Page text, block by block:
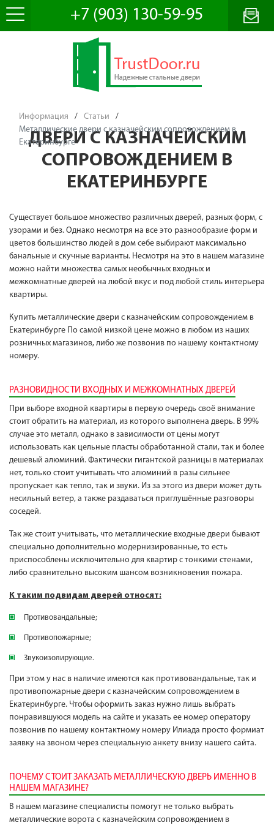
Информация / Статьи
/
Металлические двери с казначейским сопровождением в
Екатеринбурге
ДВЕРИ С КАЗНАЧЕЙСКИМ
СОПРОВОЖДЕНИЕМ В
ЕКАТЕРИНБУРГЕ
Существует большое множество различных дверей, разных форм, с
узорами и без. Однако несмотря на все это разнообразие форм и
цветов большинство людей в дом себе выбирают максимально
банальные и скучные варианты. Несмотря на это в нашем магазине
можно найти множества самых необычных входных и
межкомнатные дверей на любой вкус и под любой стиль интерьера
квартиры.
Купить металлические двери с казначейским сопровождением в
Екатеринбурге По самой низкой цене можно в любом из наших
розничных магазинов, либо же позвонив по нашему контактному
номеру.
РАЗНОВИДНОСТИ ВХОДНЫХ И МЕЖКОМНАТНЫХ ДВЕРЕЙ
При выборе входной квартиры в первую очередь своё внимание
стоит обратить на материал, из которого выполнена дверь. В 99%
случае это металл, однако в зависимости от цены могут
использовать как цельные пласты обработанной стали, так и более
дешевый алюминий. Фактически гигантской разницы в материалах
нет, только стоит учитывать что алюминий в разы сильнее
пропускает как тепло, так и звуки. Из за этого из двери может дуть
несильный ветер, а также раздаваться приглушённые разговоры
соседей.
Так же стоит учитывать, что металлические входные двери бывают
специально дополнительно модернизированные, то есть
приспособлены исключительно для квартир с тонкими стенами,
либо сравнительно высоким шансом возникновения пожара.
К таким подвидам дверей относят:
Противовандальные;
Противопожарные;
Звукоизолирующие.
При этом у нас в наличие имеются как противовандальные, так и
противопожарные двери с казначейским сопровождением в
Екатеринбурге. Чтобы оформить заказ нужно лишь выбрать
понравившуюся модель на сайте и указать ее номер оператору
позвонив по нашему контактному номеру Илиада просто формиат
заявку на звоном через специальную анкету внизу нашего сайта.
ПОЧЕМУ СТОИТ ЗАКАЗАТЬ МЕТАЛЛИЧЕСКУЮ ДВЕРЬ ИМЕННО В
НАШЕМ МАГАЗИНЕ?
В нашем магазине специалисты помогут не только выбрать
металлические ворота с казначейским сопровождением в
+7 (903) 130-59-95